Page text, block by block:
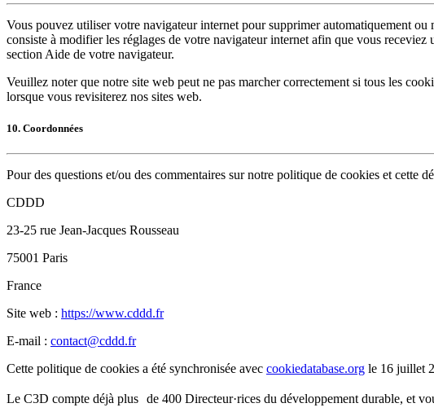
Vous pouvez utiliser votre navigateur internet pour supprimer automatiquement
consiste à modifier les réglages de votre navigateur internet afin que vous
section Aide de votre navigateur.
Veuillez noter que notre site web peut ne pas marcher correctement si tous les
lorsque vous revisiterez nos sites web.
10. Coordonnées
Pour des questions et/ou des commentaires sur notre politique de cookies et cette
CDDD
23-25 rue Jean-Jacques Rousseau
75001 Paris
France
Site web : https://www.cddd.fr
E-mail : contact@cddd.fr
Cette politique de cookies a été synchronisée avec cookiedatabase.org le 16 juillet
Le C3D compte déjà plus de 400 Directeur·rices du développement durable, et